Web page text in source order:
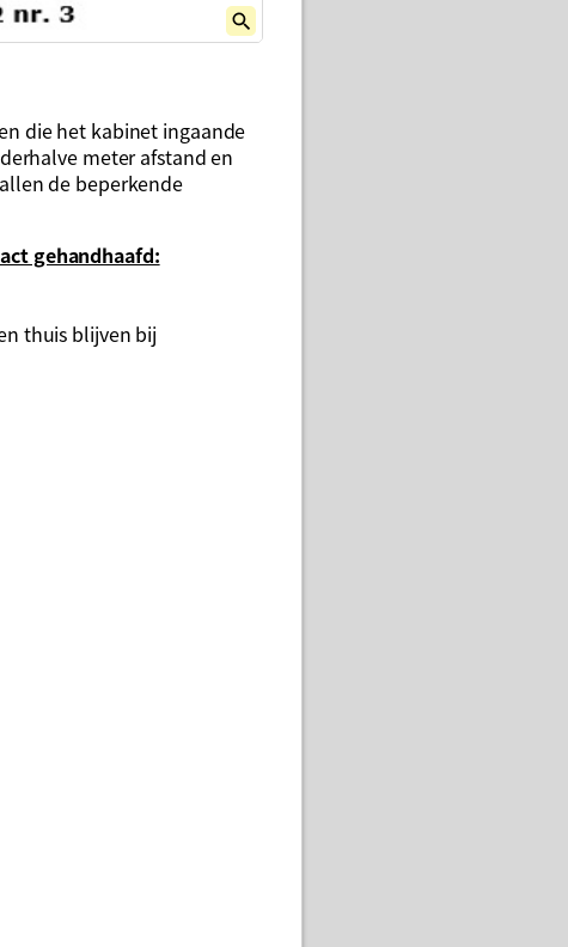
die het kabinet ingaande
meter afstand en
de beperkende
gehandhaafd:
thuis blijven bij